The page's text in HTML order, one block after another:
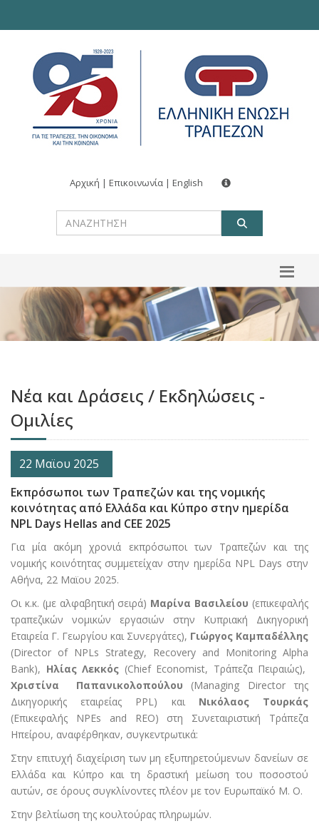
Αρχική | Επικοινωνία | English
Νέα και Δράσεις / Εκδηλώσεις -
Ομιλίες
22 Μαϊου 2025
Εκπρόσωποι των Τραπεζών και της νομικής
κοινότητας από Ελλάδα και Κύπρο στην ημερίδα
NPL Days Hellas and CEE 2025
Για μία ακόμη χρονιά εκπρόσωποι των Τραπεζών και της
νομικής κοινότητας συμμετείχαν στην ημερίδα NPL Days στην
Αθήνα, 22 Μαϊου 2025.
Οι κ.κ. (με αλφαβητική σειρά) Μαρίνα Βασιλείου (επικεφαλής
τραπεζικών νομικών εργασιών στην Κυπριακή Δικηγορική
Εταιρεία Γ. Γεωργίου και Συνεργάτες), Γιώργος Καμπαδέλλης
(Director of NPLs Strategy, Recovery and Monitoring Alpha
Bank), Hλίας Λεκκός (Chief Economist, Τράπεζα Πειραιώς),
Χριστίνα Παπανικολοπούλου (Managing Director της
Δικηγορικής εταιρείας PPL) και Νικόλαος Τουρκάς
(Επικεφαλής NPEs and REO) στη Συνεταιριστική Τράπεζα
Ηπείρου, αναφέρθηκαν, συγκεντρωτικά:
Στην επιτυχή διαχείριση των μη εξυπηρετούμενων δανείων σε
Ελλάδα και Κύπρο και τη δραστική μείωση του ποσοστού
αυτών, σε όρους συγκλίνοντες πλέον με τον Ευρωπαϊκό Μ. Ο.
Στην βελτίωση της κουλτούρας πληρωμών.